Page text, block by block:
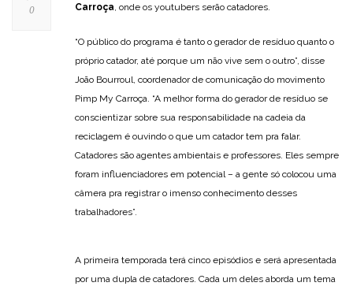
Carroça , onde os youtubers serão catadores.
“O público do programa é tanto o gerador de resíduo quanto o
próprio catador, até porque um não vive sem o outro”, disse
João Bourroul, coordenador de comunicação do movimento
Pimp My Carroça. “A melhor forma do gerador de resíduo se
conscientizar sobre sua responsabilidade na cadeia da
reciclagem é ouvindo o que um catador tem pra falar.
Catadores são agentes ambientais e professores. Eles sempre
foram influenciadores em potencial – a gente só colocou uma
câmera pra registrar o imenso conhecimento desses
trabalhadores”.
A primeira temporada terá cinco episódios e será apresentada
por uma dupla de catadores. Cada um deles aborda um tema
0